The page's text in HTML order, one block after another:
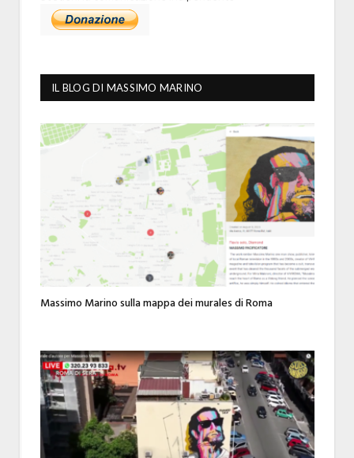
IL BLOG DI MASSIMO MARINO
Massimo Marino sulla mappa dei murales di Roma